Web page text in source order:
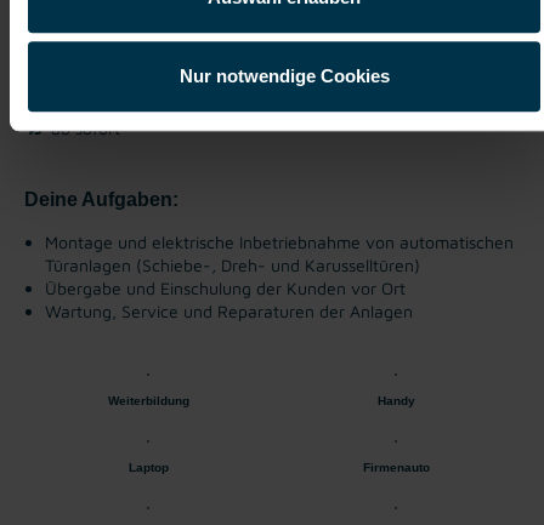
Nur notwendige Cookies
Tagesarbeitszeit
Industrie / handwerkliches Gewerbe
ab sofort
Deine Aufgaben:
Montage und elektrische Inbetriebnahme von automatischen
Türanlagen (Schiebe-, Dreh- und Karusselltüren)
Übergabe und Einschulung der Kunden vor Ort
Wartung, Service und Reparaturen der Anlagen
Weiterbildung Handy
Laptop Firmenauto